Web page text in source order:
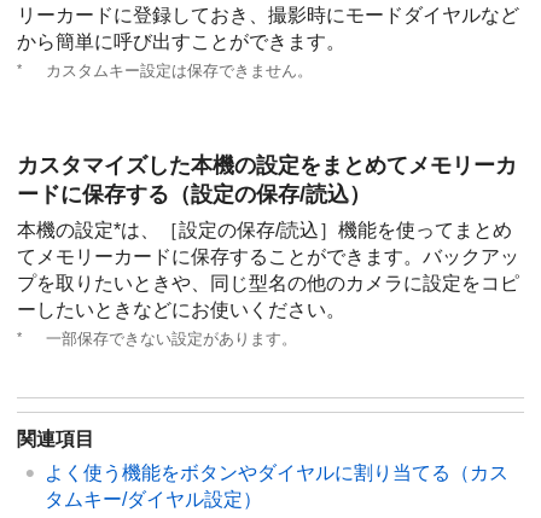
リーカードに登録しておき、撮影時にモードダイヤルなど
から簡単に呼び出すことができます。
* カスタムキー設定は保存できません。
カスタマイズした本機の設定をまとめてメモリーカ
ードに保存する（設定の保存/読込）
本機の設定*は、 ［設定の保存/読込］ 機能を使ってまとめ
てメモリーカードに保存することができます。バックアッ
プを取りたいときや、同じ型名の他のカメラに設定をコピ
ーしたいときなどにお使いください。
* 一部保存できない設定があります。
関連項目
よく使う機能をボタンやダイヤルに割り当てる（ カス
タムキー/ダイヤル設定）